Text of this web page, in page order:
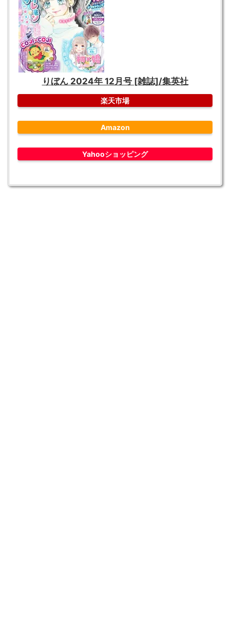
りぼん 2024年 12月号 [雑誌]/集英社
楽天市場
Amazon
Yahooショッピング